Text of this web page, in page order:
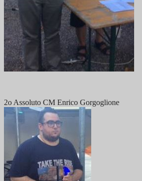
2o Assoluto CM Enrico Gorgoglione